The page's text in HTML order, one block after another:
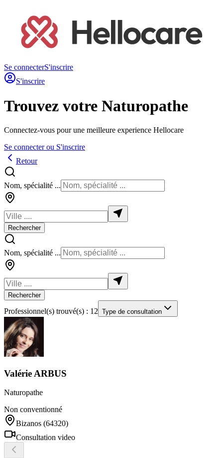
Se connecterS'inscrire
S'inscrire
Trouvez votre Naturopathe
Connectez-vous pour une meilleure experience Hellocare
Se connecter ou S'inscrire
Retour
Nom, spécialité ...
Rechercher
Nom, spécialité ...
Rechercher
Professionnel(s) trouvé(s) : 12 Type de consultation
Valérie ARBUS
Naturopathe
Non conventionné
Bizanos (64320)
Consultation video